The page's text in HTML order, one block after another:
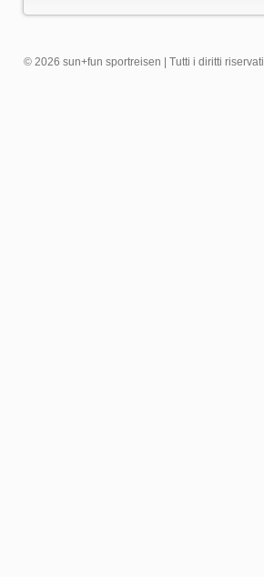
© 2026 sun+fun sportreisen | Tutti i diritti riservati